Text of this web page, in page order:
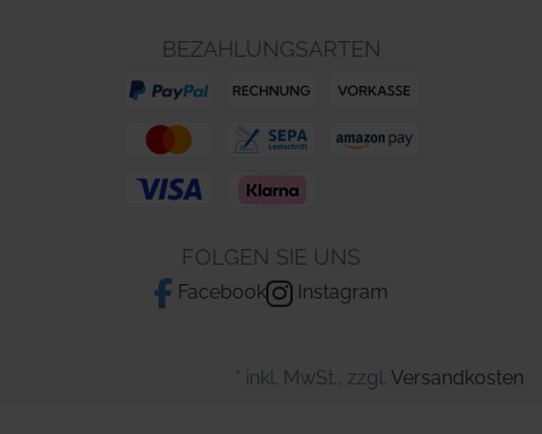
BEZAHLUNGSARTEN
FOLGEN SIE UNS
Facebook Instagram
* inkl. MwSt., zzgl. Versandkosten